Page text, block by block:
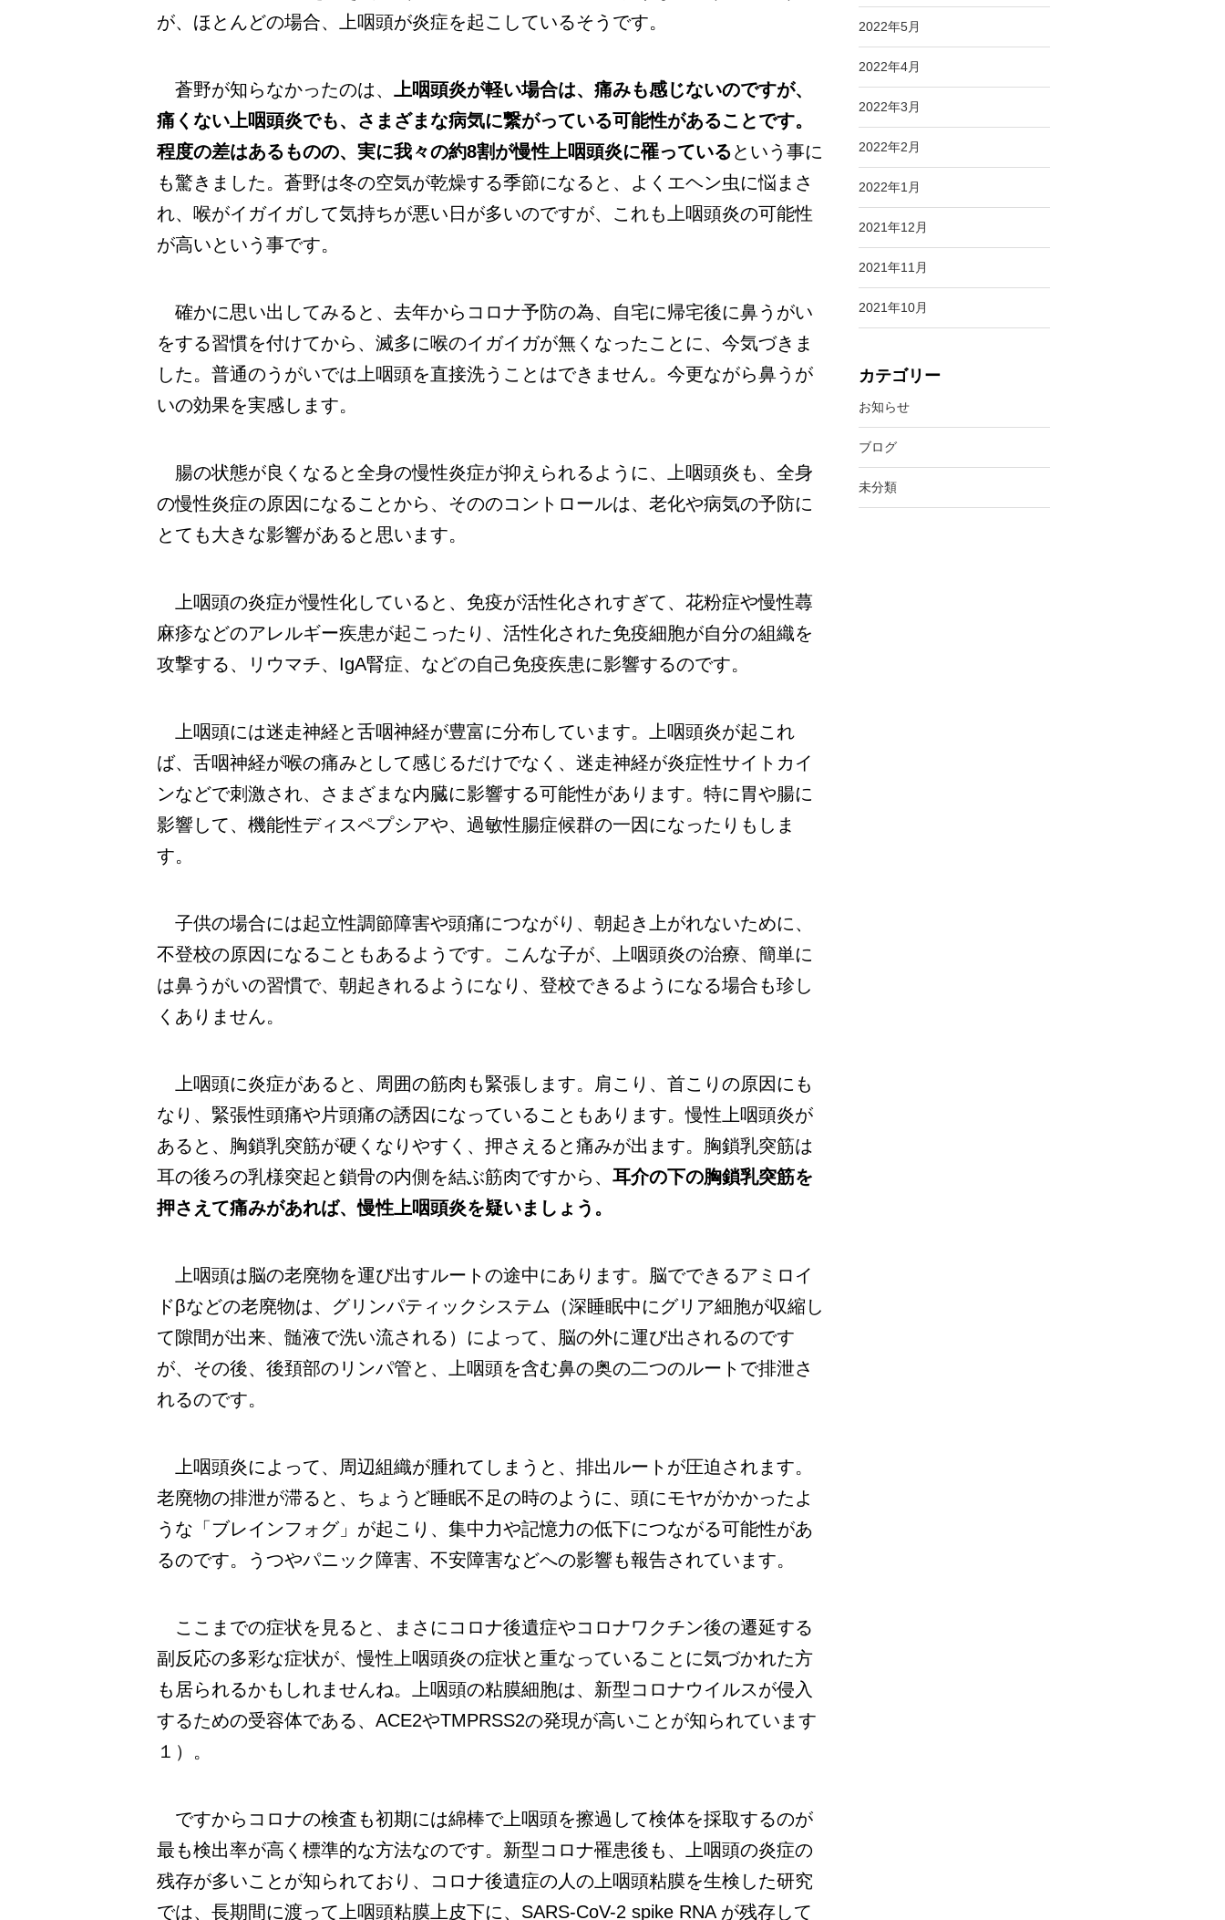
が、ほとんどの場合、上咽頭が炎症を起こしているそうです。
蒼野が知らなかったのは、上咽頭炎が軽い場合は、痛みも感じないのですが、
痛くない上咽頭炎でも、さまざまな病気に繋がっている可能性があることです。
程度の差はあるものの、実に我々の約8割が慢性上咽頭炎に罹っているという事に
も驚きました。蒼野は冬の空気が乾燥する季節になると、よくエヘン虫に悩まさ
れ、喉がイガイガして気持ちが悪い日が多いのですが、これも上咽頭炎の可能性
が高いという事です。
確かに思い出してみると、去年からコロナ予防の為、自宅に帰宅後に鼻うがい
をする習慣を付けてから、滅多に喉のイガイガが無くなったことに、今気づきま
した。普通のうがいでは上咽頭を直接洗うことはできません。今更ながら鼻うが
いの効果を実感します。
腸の状態が良くなると全身の慢性炎症が抑えられるように、上咽頭炎も、全身
の慢性炎症の原因になることから、そののコントロールは、老化や病気の予防に
とても大きな影響があると思います。
上咽頭の炎症が慢性化していると、免疫が活性化されすぎて、花粉症や慢性蕁
麻疹などのアレルギー疾患が起こったり、活性化された免疫細胞が自分の組織を
攻撃する、リウマチ、IgA腎症、などの自己免疫疾患に影響するのです。
上咽頭には迷走神経と舌咽神経が豊富に分布しています。上咽頭炎が起これ
ば、舌咽神経が喉の痛みとして感じるだけでなく、迷走神経が炎症性サイトカイ
ンなどで刺激され、さまざまな内臓に影響する可能性があります。特に胃や腸に
影響して、機能性ディスペプシアや、過敏性腸症候群の一因になったりもしま
す。
子供の場合には起立性調節障害や頭痛につながり、朝起き上がれないために、
不登校の原因になることもあるようです。こんな子が、上咽頭炎の治療、簡単に
は鼻うがいの習慣で、朝起きれるようになり、登校できるようになる場合も珍し
くありません。
上咽頭に炎症があると、周囲の筋肉も緊張します。肩こり、首こりの原因にも
なり、緊張性頭痛や片頭痛の誘因になっていることもあります。慢性上咽頭炎が
あると、胸鎖乳突筋が硬くなりやすく、押さえると痛みが出ます。胸鎖乳突筋は
耳の後ろの乳様突起と鎖骨の内側を結ぶ筋肉ですから、耳介の下の胸鎖乳突筋を
押さえて痛みがあれば、慢性上咽頭炎を疑いましょう。
上咽頭は脳の老廃物を運び出すルートの途中にあります。脳でできるアミロイ
ドβなどの老廃物は、グリンパティックシステム（深睡眠中にグリア細胞が収縮し
て隙間が出来、髄液で洗い流される）によって、脳の外に運び出されるのです
が、その後、後頚部のリンパ管と、上咽頭を含む鼻の奥の二つのルートで排泄さ
れるのです。
上咽頭炎によって、周辺組織が腫れてしまうと、排出ルートが圧迫されます。
老廃物の排泄が滞ると、ちょうど睡眠不足の時のように、頭にモヤがかかったよ
うな「ブレインフォグ」が起こり、集中力や記憶力の低下につながる可能性があ
るのです。うつやパニック障害、不安障害などへの影響も報告されています。
ここまでの症状を見ると、まさにコロナ後遺症やコロナワクチン後の遷延する
副反応の多彩な症状が、慢性上咽頭炎の症状と重なっていることに気づかれた方
も居られるかもしれませんね。上咽頭の粘膜細胞は、新型コロナウイルスが侵入
するための受容体である、ACE2やTMPRSS2の発現が高いことが知られています
１）。
ですからコロナの検査も初期には綿棒で上咽頭を擦過して検体を採取するのが
最も検出率が高く標準的な方法なのです。新型コロナ罹患後も、上咽頭の炎症の
残存が多いことが知られており、コロナ後遺症の人の上咽頭粘膜を生検した研究
では、長期間に渡って上咽頭粘膜上皮下に、SARS-CoV-2 spike RNA が残存して
2022年5月
2022年4月
2022年3月
2022年2月
2022年1月
2021年12月
2021年11月
2021年10月
カテゴリー
お知らせ
ブログ
未分類